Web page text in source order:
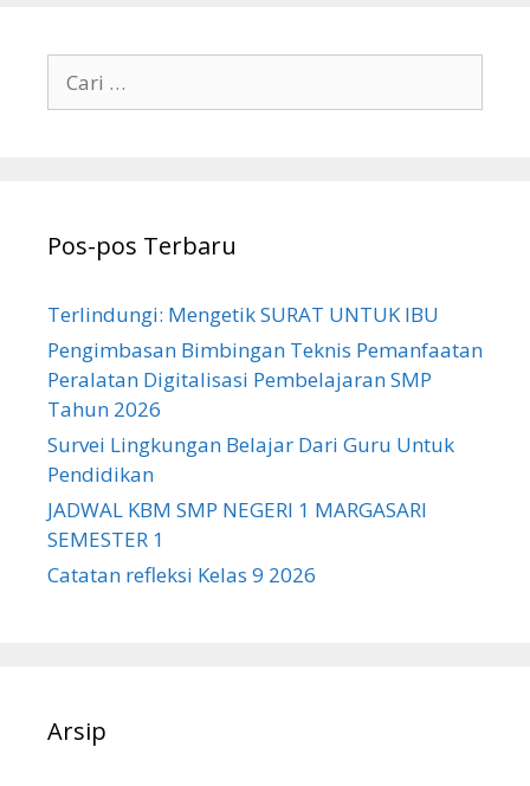
untuk:
Pos-pos Terbaru
Terlindungi: Mengetik SURAT UNTUK IBU
Pengimbasan Bimbingan Teknis Pemanfaatan
Peralatan Digitalisasi Pembelajaran SMP
Tahun 2026
Survei Lingkungan Belajar Dari Guru Untuk
Pendidikan
JADWAL KBM SMP NEGERI 1 MARGASARI
SEMESTER 1
Catatan refleksi Kelas 9 2026
Arsip